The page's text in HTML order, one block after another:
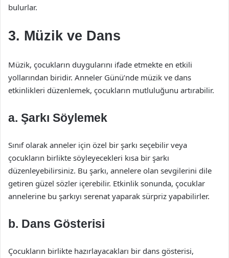
bulurlar.
3. Müzik ve Dans
Müzik, çocukların duygularını ifade etmekte en etkili
yollarından biridir. Anneler Günü’nde müzik ve dans
etkinlikleri düzenlemek, çocukların mutluluğunu artırabilir.
a. Şarkı Söylemek
Sınıf olarak anneler için özel bir şarkı seçebilir veya
çocukların birlikte söyleyecekleri kısa bir şarkı
düzenleyebilirsiniz. Bu şarkı, annelere olan sevgilerini dile
getiren güzel sözler içerebilir. Etkinlik sonunda, çocuklar
annelerine bu şarkıyı serenat yaparak sürpriz yapabilirler.
b. Dans Gösterisi
Çocukların birlikte hazırlayacakları bir dans gösterisi,